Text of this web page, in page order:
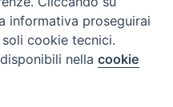
della Lombardia e dell’Emilia
informativa proseguirai
cookie tecnici.
nellacookie